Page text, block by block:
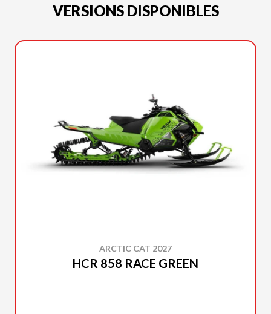
VERSIONS DISPONIBLES
ARCTIC CAT 2027
HCR 858 RACE GREEN